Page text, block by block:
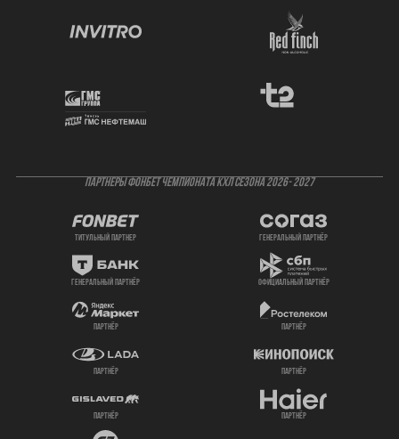
ПАРТНЕРЫ ФОНБЕТ ЧЕМПИОНАТА КХЛ СЕЗОНА 2026- 2027
титульный партнер генеральный партнёр
генеральный партнёр официальный партнёр
партнёр партнёр
партнёр партнёр
партнёр партнёр